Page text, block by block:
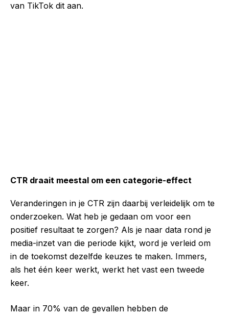
van TikTok dit aan.
CTR draait meestal om een categorie-effect
Veranderingen in je CTR zijn daarbij verleidelijk om te
onderzoeken. Wat heb je gedaan om voor een
positief resultaat te zorgen? Als je naar data rond je
media-inzet van die periode kijkt, word je verleid om
in de toekomst dezelfde keuzes te maken. Immers,
als het één keer werkt, werkt het vast een tweede
keer.
Maar in 70% van de gevallen hebben de